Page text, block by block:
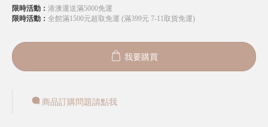
限時活動： 港澳運送滿5000免運
限時活動： 全館滿1500元超取免運 (滿399元 7-11取貨免運)
我要購買
商品訂購問題請點我